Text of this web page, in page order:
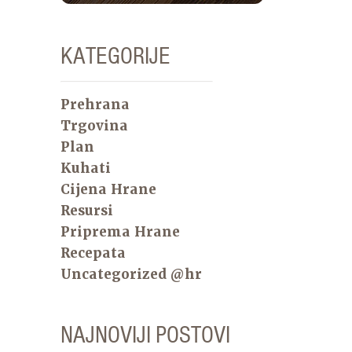
KATEGORIJE
Prehrana
Trgovina
Plan
Kuhati
Cijena Hrane
Resursi
Priprema Hrane
Recepata
Uncategorized @hr
NAJNOVIJI POSTOVI